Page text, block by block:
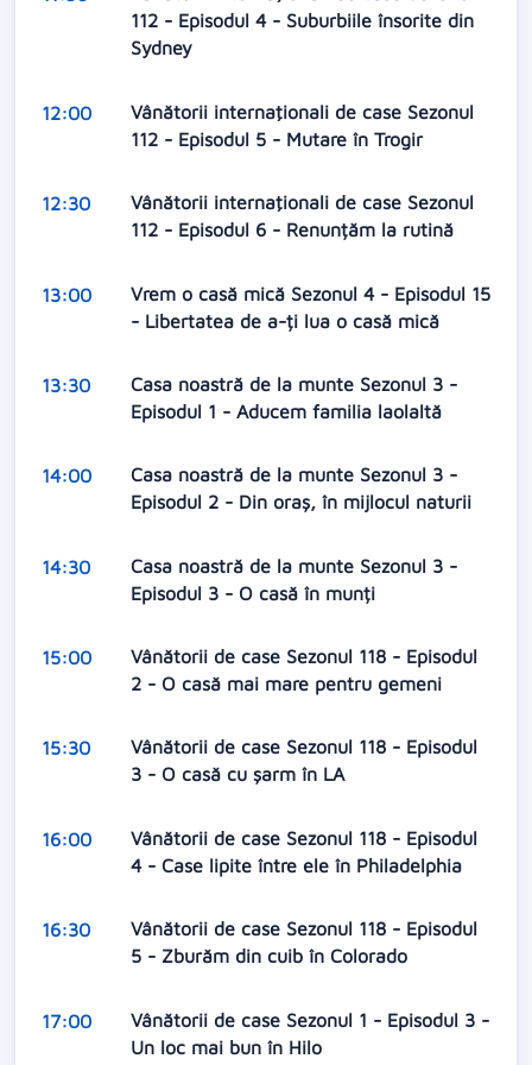
112 - Episodul 4 - Suburbiile însorite din
Sydney
12:00
Vânătorii internaţionali de case Sezonul
112 - Episodul 5 - Mutare în Trogir
12:30
Vânătorii internaţionali de case Sezonul
112 - Episodul 6 - Renunțăm la rutină
13:00
Vrem o casă mică Sezonul 4 - Episodul 15
- Libertatea de a-ți lua o casă mică
13:30
Casa noastră de la munte Sezonul 3 -
Episodul 1 - Aducem familia laolaltă
14:00
Casa noastră de la munte Sezonul 3 -
Episodul 2 - Din oraș, în mijlocul naturii
14:30
Casa noastră de la munte Sezonul 3 -
Episodul 3 - O casă în munți
15:00
Vânătorii de case Sezonul 118 - Episodul
2 - O casă mai mare pentru gemeni
15:30
Vânătorii de case Sezonul 118 - Episodul
3 - O casă cu șarm în LA
16:00
Vânătorii de case Sezonul 118 - Episodul
4 - Case lipite între ele în Philadelphia
16:30
Vânătorii de case Sezonul 118 - Episodul
5 - Zburăm din cuib în Colorado
17:00
Vânătorii de case Sezonul 1 - Episodul 3 -
Un loc mai bun în Hilo